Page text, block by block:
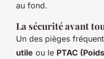
au fond.
La sécurité avant
Un des pièges
utile ou le PTAC